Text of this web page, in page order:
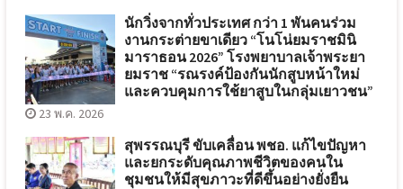
นักวิ่งจากทั่วประเทศ กว่า 1 พันคนร่วม
งานกระต่ายขาเดียว “โนโน่ยมราชมินิ
มาราธอน 2026” โรงพยาบาลเจ้าพระยา
ยมราช “รณรงค์ป้องกันนักสูบหน้าใหม่
และควบคุมการใช้ยาสูบในกลุ่มเยาวชน”
23 พ.ค. 2026
สุพรรณบุรี ขับเคลื่อน พชอ. แก้ไขปัญหา
และยกระดับคุณภาพชีวิตของคนใน
ชุมชนให้มีสุขภาวะที่ดีขึ้นอย่างยั่งยืน